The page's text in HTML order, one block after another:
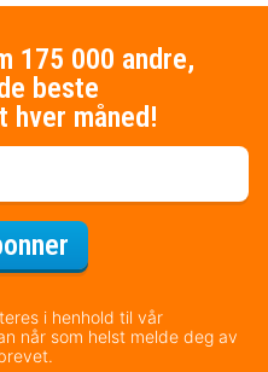
175 000 andre,
beste
hver måned!
i henhold til vår
når som helst melde deg av